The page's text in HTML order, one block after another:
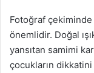
Fotoğraf
önemlidir. Doğal
yansıtan samimi
çocukların